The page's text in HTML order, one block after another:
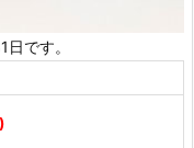
です。